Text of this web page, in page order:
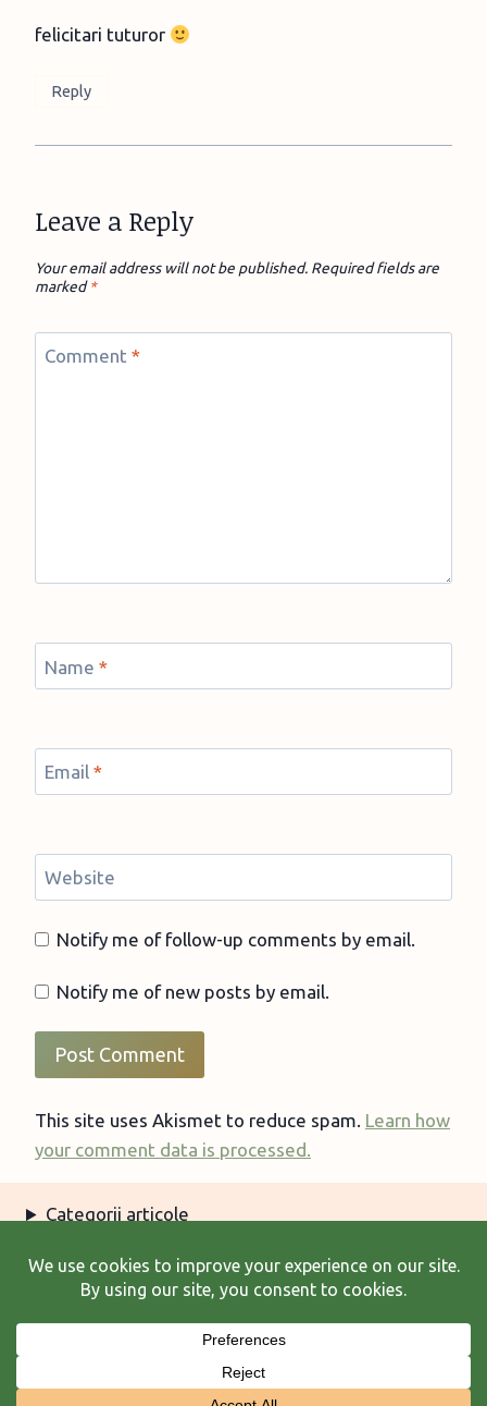
felicitari tuturor
Reply
Leave a Reply
Your email address will not be published. Required fields are
marked*
Comment *
Name *
Email *
Website
Notify me of follow-up comments by email.
Notify me of new posts by email.
This site uses Akismet to reduce spam. Learn how
your comment data is processed.
Categorii articole
Arhiva articole